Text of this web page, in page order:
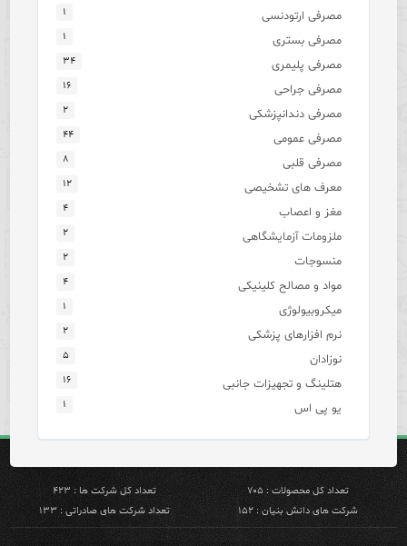
مصرفی ارتودنسی ۱
مصرفی بستری ۱
مصرفی پلیمری ۳۴
مصرفی جراحی ۱۶
مصرفی دندانپزشکی ۲
مصرفی عمومی ۴۴
مصرفی قلبی ۸
معرف های تشخیصی ۱۲
مغز و اعصاب ۴
ملزومات آزمایشگاهی ۲
منسوجات ۲
مواد و مصالح کلینیکی ۴
میکروبیولوژی ۱
نرم افزارهای پزشکی ۲
نوزادان ۵
هتلینگ و تجهیزات جانبی ۱۶
یو پی اس ۱
تعداد کل محصولات : ۷۰۵
تعداد کل شرکت ها : ۴۲۳
شرکت های دانش بنیان : ۱۵۲
تعداد شرکت های صادراتی : ۱۳۳